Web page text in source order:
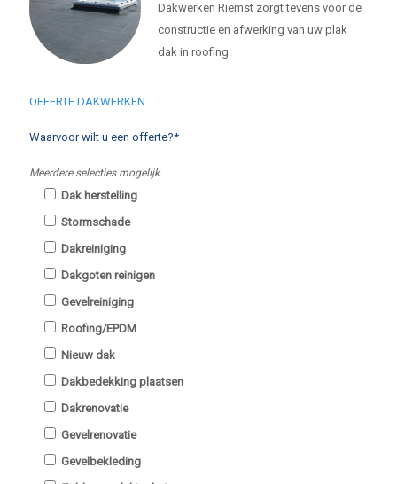
Dakwerken Riemst zorgt tevens voor de
constructie en afwerking van uw plak
dak in roofing.
OFFERTE DAKWERKEN
Waarvoor wilt u een offerte?*
Meerdere selecties mogelijk.
Dak herstelling
Stormschade
Dakreiniging
Dakgoten reinigen
Gevelreiniging
Roofing/EPDM
Nieuw dak
Dakbedekking plaatsen
Dakrenovatie
Gevelrenovatie
Gevelbekleding